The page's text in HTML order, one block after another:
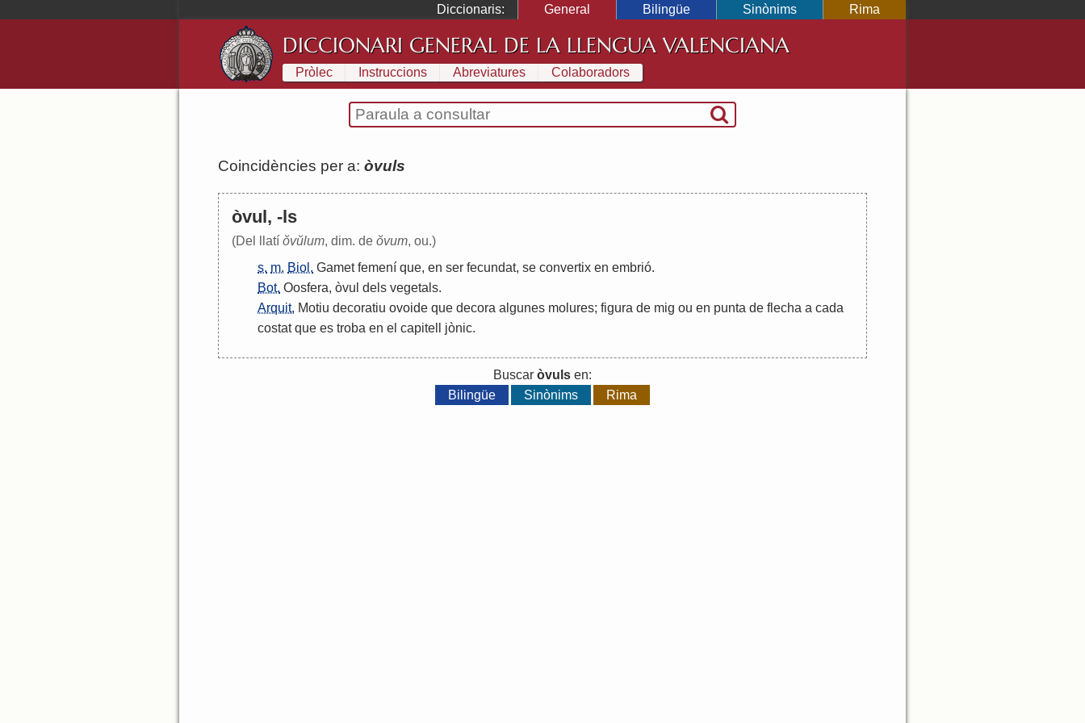
Diccionaris: General Bilingüe Sinònims Rima
DICCIONARI GENERAL DE LA LLENGUA VALENCIANA
Pròlec Instruccions Abreviatures Colaboradors
Coincidències per a: òvuls
òvul, -ls
(Del llatí ŏvŭlum, dim. de ŏvum, ou.)
s. m. Biol. Gamet femení que, en ser fecundat, se convertix en embrió.
Bot. Oosfera, òvul dels vegetals.
Arquit. Motiu decoratiu ovoide que decora algunes molures; figura de mig ou en punta de flecha a cada
costat que es troba en el capitell jònic.
Buscar òvuls en:
Bilingüe
Sinònims Rima